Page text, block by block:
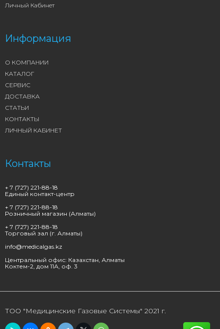
Личный Кабинет
Информация
О КОМПАНИИ
КАТАЛОГ
СЕРВИС
ДОСТАВКА
СТАТЬИ
КОНТАКТЫ
ЛИЧНЫЙ КАБИНЕТ
Контакты
+ 7 (727) 221-88-18
Единый контакт-центр
+ 7 (727) 221-88-18
Розничный магазин (Алматы)
+ 7 (727) 221-88-18
Торговый зал (г. Алматы)
info@medicalgas.kz
Центральный офис: Казахстан, Алматы
Коктем-2, дом 11А, оф. 3
ТОО "Медицинские Газовые Системы" 2021 г.